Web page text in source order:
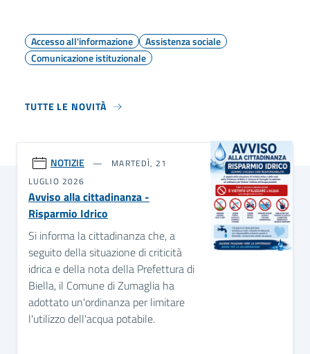
Accesso all'informazione
Assistenza sociale
Comunicazione istituzionale
TUTTE LE NOVITÀ
NOTIZIE
MARTEDÌ, 21
LUGLIO 2026
Avviso alla cittadinanza -
Risparmio Idrico
Si informa la cittadinanza che, a
seguito della situazione di criticità
idrica e della nota della Prefettura di
Biella, il Comune di Zumaglia ha
adottato un'ordinanza per limitare
l'utilizzo dell'acqua potabile.